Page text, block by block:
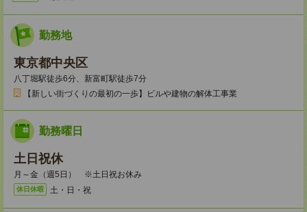
勤務地
東京都中央区
八丁堀駅徒歩6分、新富町駅徒歩7分
【新しい街づくりの最初の一歩】ビルや建物の解体工事業
勤務曜日
土日祝休
月～金（週5日） ※土日祝お休み
休日休暇 土・日・祝